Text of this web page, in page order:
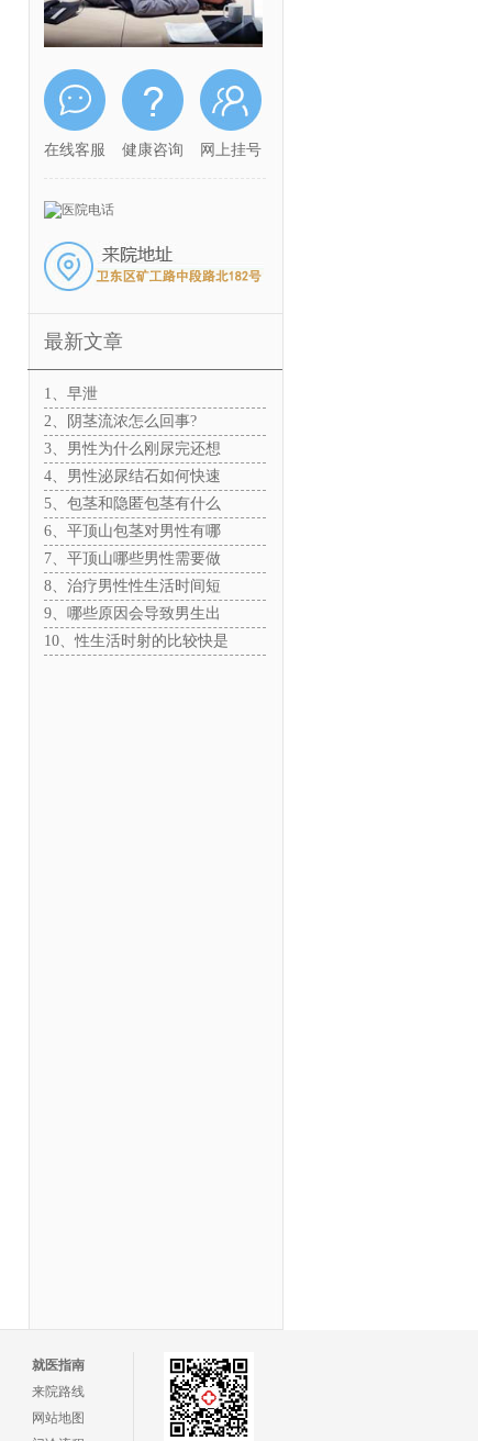
在线客服 健康咨询 网上挂号
最新文章
1、早泄
2、阴茎流浓怎么回事?
3、男性为什么刚尿完还想
4、男性泌尿结石如何快速
5、包茎和隐匿包茎有什么
6、平顶山包茎对男性有哪
7、平顶山哪些男性需要做
8、治疗男性性生活时间短
9、哪些原因会导致男生出
10、性生活时射的比较快是
就医指南
来院路线
网站地图